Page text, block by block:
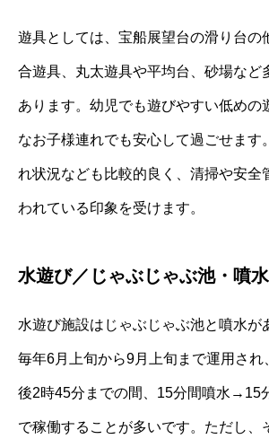
遊具としては、宝船展望台の滑り台の
合遊具、丸太遊具や平均台、砂場など
あります。幼児でも遊びやすい低めの
なお子様連れでも安心して過ごせます
れ状況なども比較的良く、清掃や安全
われている印象を受けます。
水遊び／じゃぶじゃぶ池・噴
水遊び施設はじゃぶじゃぶ池と噴水が
毎年6月上旬から9月上旬まで運用され
後2時45分までの間、15分間噴水→15
で稼働することが多いです。ただし、